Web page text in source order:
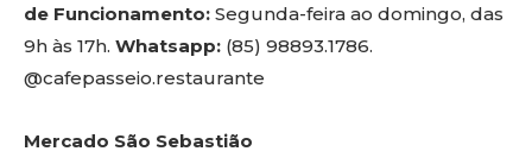
de Funcionamento: Segunda-feira ao domingo, das
9h às 17h. Whatsapp: (85) 98893.1786.
@cafepasseio.restaurante
Mercado São Sebastião